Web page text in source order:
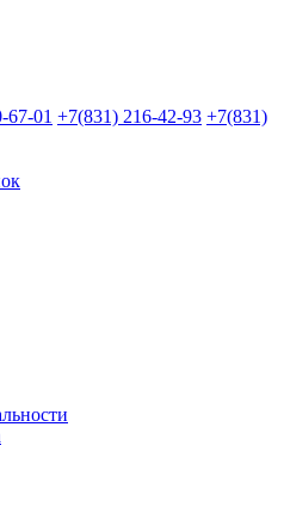
67-01 +7(831) 216-42-93 +7(831)